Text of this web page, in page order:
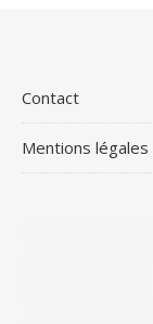
Contact
Mentions légales